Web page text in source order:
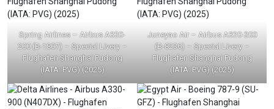
Spring Airlines – Airbus A320-
200 (B-1807) – Special Livery –
Flughafen Shanghai Pudong
(IATA: PVG) (2025)
Juneyao Air – Airbus A320-200
(B-8236) – Special Livery –
Flughafen Shanghai Pudong
(IATA: PVG) (2025)